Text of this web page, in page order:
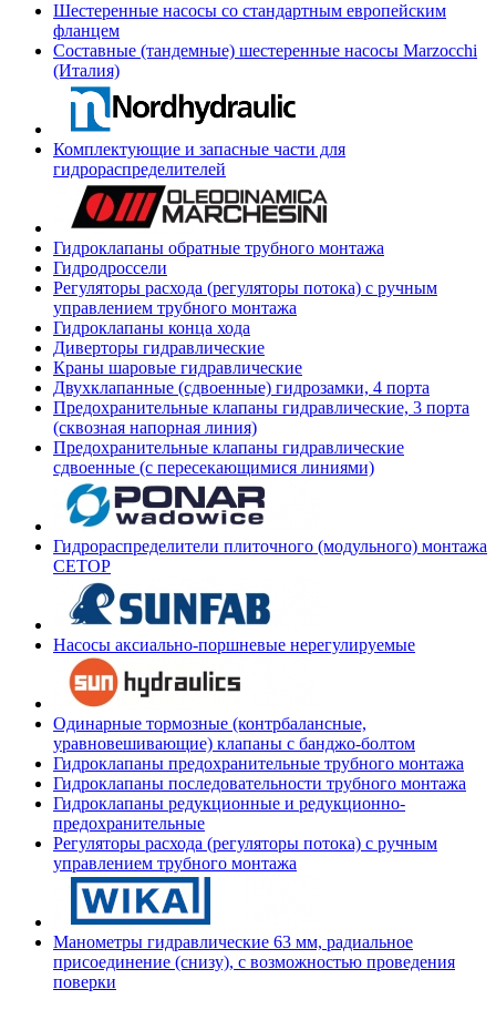
Шестеренные насосы со стандартным европейским
фланцем
Составные (тандемные) шестеренные насосы Marzocchi
(Италия)
Комплектующие и запасные части для
гидрораспределителей
Гидроклапаны обратные трубного монтажа
Гидродроссели
Регуляторы расхода (регуляторы потока) с ручным
управлением трубного монтажа
Гидроклапаны конца хода
Диверторы гидравлические
Краны шаровые гидравлические
Двухклапанные (сдвоенные) гидрозамки, 4 порта
Предохранительные клапаны гидравлические, 3 порта
(сквозная напорная линия)
Предохранительные клапаны гидравлические
сдвоенные (с пересекающимися линиями)
Гидрораспределители плиточного (модульного) монтажа
СЕТОР
Насосы аксиально-поршневые нерегулируемые
Одинарные тормозные (контрбалансные,
уравновешивающие) клапаны с банджо-болтом
Гидроклапаны предохранительные трубного монтажа
Гидроклапаны последовательности трубного монтажа
Гидроклапаны редукционные и редукционно-
предохранительные
Регуляторы расхода (регуляторы потока) с ручным
управлением трубного монтажа
Манометры гидравлические 63 мм, радиальное
присоединение (снизу), с возможностью проведения
поверки